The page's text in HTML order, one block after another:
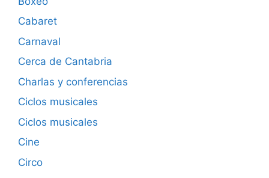
Cabaret
Carnaval
Cerca de Cantabria
Charlas y conferencias
Ciclos musicales
Ciclos musicales
Cine
Circo